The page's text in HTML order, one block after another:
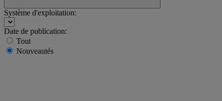
Système d'exploitation:
Date de publication:
Tout
Nouveautés